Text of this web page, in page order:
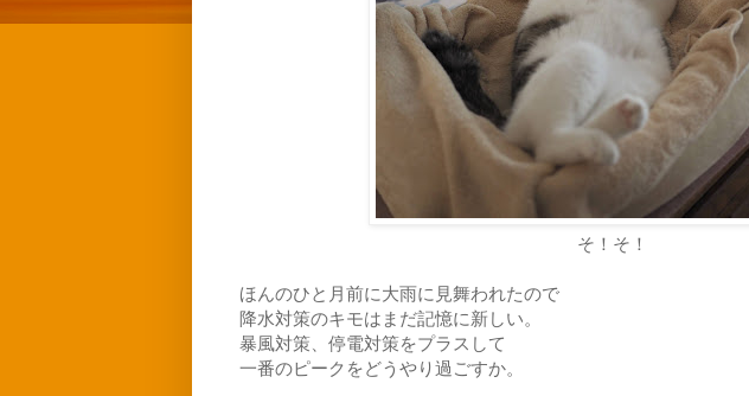
そ！そ！
ほんのひと月前に大雨に見舞われたので
降水対策のキモはまだ記憶に新しい。
暴風対策、停電対策をプラスして
一番のピークをどうやり過ごすか。